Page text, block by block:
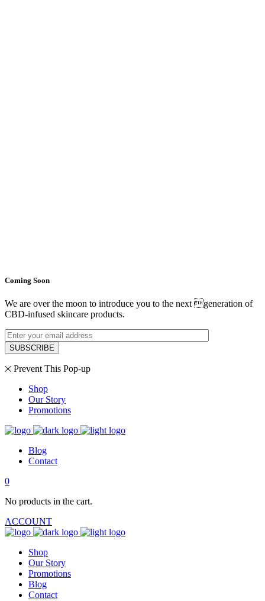
Coming Soon
We are over the moon to introduce you to the next generation of
CBD-infused skincare products.
SUBSCRIBE
Prevent This Pop-up
Shop
Our Story
Promotions
Blog
Contact
0
No products in the cart.
ACCOUNT
Shop
Our Story
Promotions
Blog
Contact